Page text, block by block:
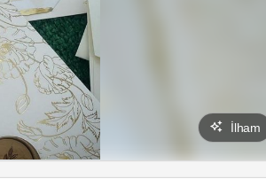
İlham